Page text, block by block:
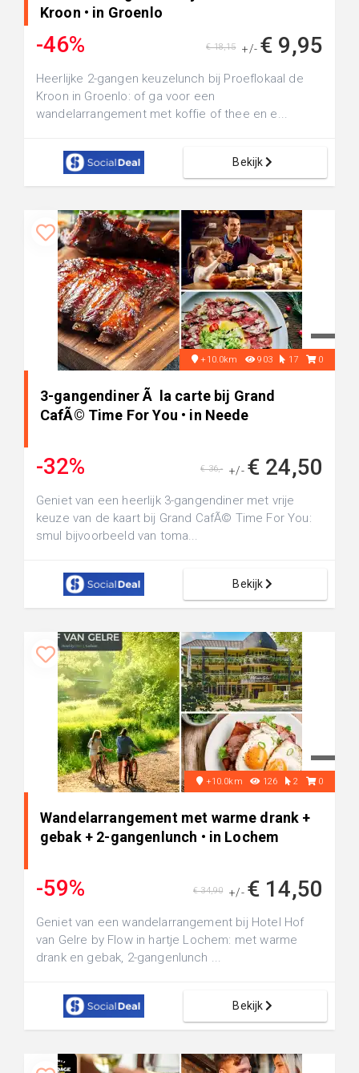
Kroon • in Groenlo
-46% +/- € 9,95
€ 18,15
Heerlijke 2-gangen keuzelunch bij Proeflokaal de
Kroon in Groenlo: of ga voor een
wandelarrangement met koffie of thee en e...
Bekijk
+10.0km 903 17 0
3-gangendiner Ã la carte bij Grand
CafÃ© Time For You • in Neede
-32% +/- € 24,50
€ 36,-
Geniet van een heerlijk 3-gangendiner met vrije
keuze van de kaart bij Grand CafÃ© Time For You:
smul bijvoorbeeld van toma...
Bekijk
+10.0km 126 2 0
Wandelarrangement met warme drank +
gebak + 2-gangenlunch • in Lochem
-59% +/- € 14,50
€ 34,90
Geniet van een wandelarrangement bij Hotel Hof
van Gelre by Flow in hartje Lochem: met warme
drank en gebak, 2-gangenlunch ...
Bekijk